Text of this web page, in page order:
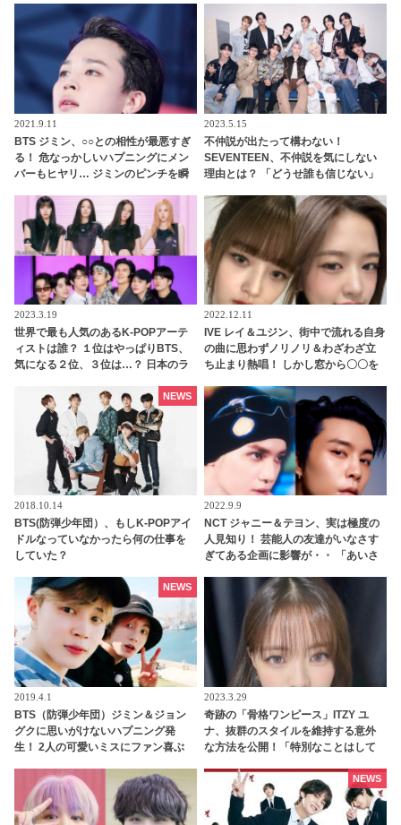
元へ連行・・ かわいすぎる一部始終
に爆笑
2021.9.11
BTS ジミン、○○との相性が最悪すぎ
る！ 危なっかしいハプニングにメン
バーもヒヤリ… ジミンのピンチを瞬
恒例となったジミンのアノ行動にフ
ァンびっくり
2023.5.15
不仲説が出たって構わない！
SEVENTEEN、不仲説を気にしない
理由とは？ 「どうせ誰も信じない」
ァン感動
2023.3.19
世界で最も人気のあるK-POPアーテ
ィストは誰？ １位はやっぱりBTS、
気になる２位、３位は…？ 日本のラ
ンクイン！ 各国の個性あふれるデー
タに注目殺到
2022.12.11
IVE レイ＆ユジン、街中で流れる自身
の曲に思わずノリノリ＆わざわざ立
ち止まり熱唱！ しかし窓から〇〇を
い反応にほっこり
2018.10.14
BTS(防弾少年団）、もしK-POPアイ
ドルなっていなかったら何の仕事を
していた？
NEWS
2022.9.9
NCT ジャニー＆テヨン、実は極度の
人見知り！ 芸能人の友達がいなさす
ぎてある企画に影響が・・ 「あいさ
上に低い社会性にびっくり
2019.4.1
BTS（防弾少年団）ジミン＆ジョン
グクに思いがけないハプニング発
生！ 2人の可愛いミスにファン喜ぶ
NEWS
2023.3.29
奇跡の「骨格ワンピース」ITZY ユ
ナ、抜群のスタイルを維持する意外
な方法を公開！「特別なことはして
NEWS